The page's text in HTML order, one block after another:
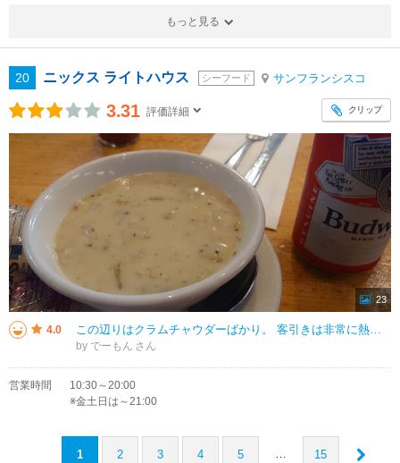
もっと見る
20 ニックス ライトハウス シーフード サンフランシスコ
3.31 評価詳細 クリップ
23
4.0 この辺りはクラムチャウダーばかり。 客引きは非常に熱心です。 イカのリング揚げ、カラマリフライは日本と変わらなかったです。日本人馴染みの味って感じ。 韓国系なのかキッチンにあった辛ラーメンが気になって仕方なかった・・
by でーもん
営業時間
10:30～20:00
※金土日は～21:00
1 2 3 4 5 … 15